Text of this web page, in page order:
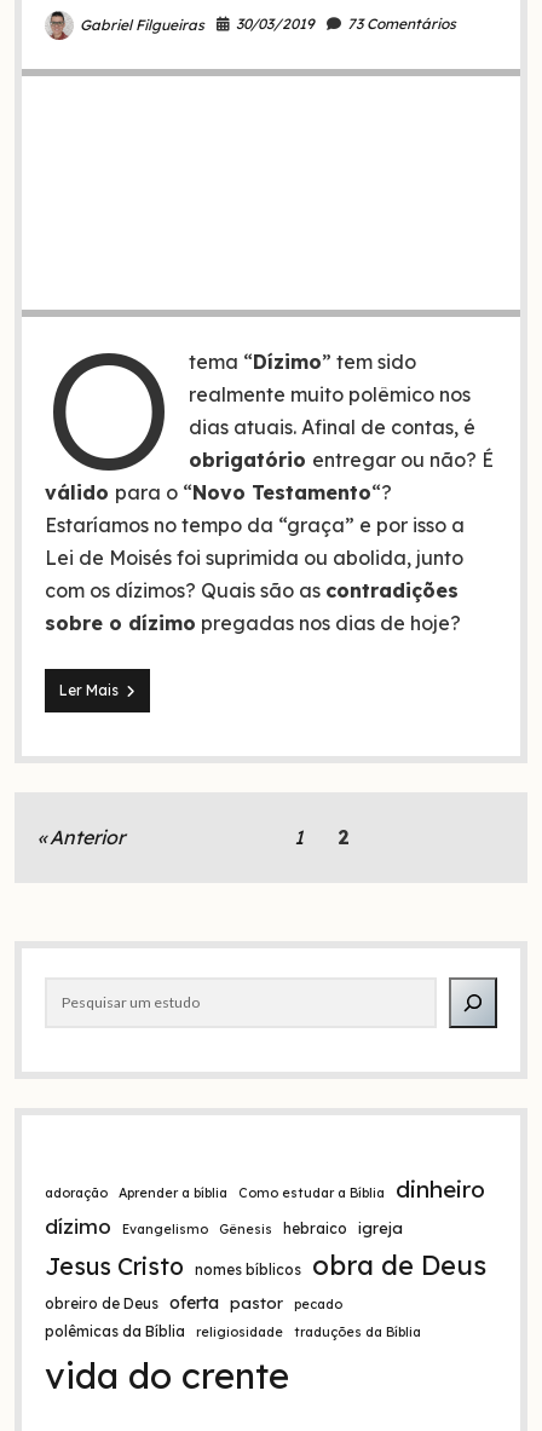
Gabriel Filgueiras 30/03/2019 73 Comentários
O tema “Dízimo” tem sido
realmente muito polêmico nos
dias atuais. Afinal de contas, é
obrigatório entregar ou não? É
válido para o “Novo Testamento“?
Estaríamos no tempo da “graça” e por isso a
Lei de Moisés foi suprimida ou abolida, junto
com os dízimos? Quais são as contradições
sobre o dízimo pregadas nos dias de hoje?
Ler Mais5
contradições
o
Paginação
Anterior 1 2
Barra
lateral
adoração Aprender a bíblia Como estudar a Bíblia dinheiro
dízimo Evangelismo Gênesis hebraico igreja
Jesus Cristo nomes bíblicos obra de Deus
obreiro de Deus oferta pastor pecado
polêmicas da Bíblia religiosidade traduções da Bíblia
vida do crente